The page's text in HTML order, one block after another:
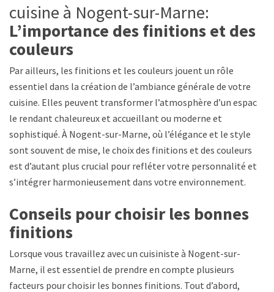
cuisine à Nogent-sur-Marne:
L’importance des finitions et des
couleurs
Par ailleurs, les finitions et les couleurs jouent un rôle
essentiel dans la création de l’ambiance générale de votre
cuisine. Elles peuvent transformer l’atmosphère d’un espace,
le rendant chaleureux et accueillant ou moderne et
sophistiqué. À Nogent-sur-Marne, où l’élégance et le style
sont souvent de mise, le choix des finitions et des couleurs
est d’autant plus crucial pour refléter votre personnalité et
s’intégrer harmonieusement dans votre environnement.
Conseils pour choisir les bonnes
finitions
Lorsque vous travaillez avec un cuisiniste à Nogent-sur-
Marne, il est essentiel de prendre en compte plusieurs
facteurs pour choisir les bonnes finitions. Tout d’abord,